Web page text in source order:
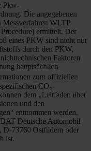
Pkw-
Die angegebenen
Messverfahren WLTP
ermittelt. Der
eines PKW sind nicht nur
durch den PKW,
Faktoren
hauptsächlich
zum offiziellen
CO₂-
dem „Leitfaden über
und den
entnommen werden,
Deutsche Automobil
D-73760 Ostfildern oder
ist.